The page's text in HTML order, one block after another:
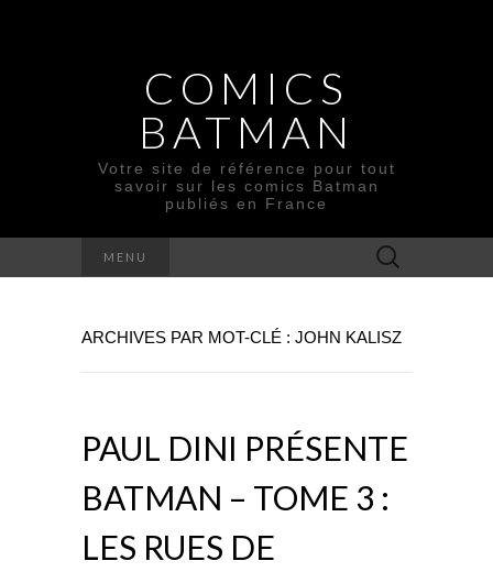
COMICS
BATMAN
Votre site de référence pour tout
savoir sur les comics Batman
publiés en France
MENU Rechercher :
ARCHIVES PAR MOT-CLÉ : JOHN KALISZ
PAUL DINI PRÉSENTE
BATMAN – TOME 3 :
LES RUES DE